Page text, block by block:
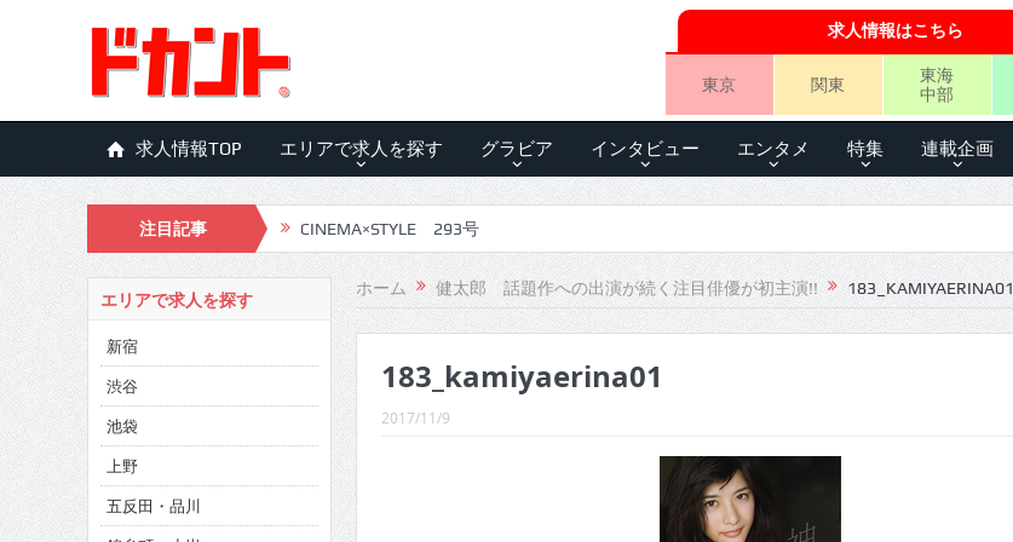
求人情報はこちら
東京 関東
東海
中部
求人情報TOP エリアで求人を探す グラビア インタビュー エンタメ 特集 連載企画
注目記事 CINEMA×STYLE 293号
CINEMA×STYLE 292号
CINEMA×STYLE 291号
CINEMA×STYLE 290号
CINEMA×STYLE 289号
CINEMA×STYLE 288号
ホーム 健太郎 話題作への出演が続く注目俳優が初主演!! 183_KAMIYAERINA01
183_kamiyaerina01
2017/11/9
エリアで求人を探す
新宿
渋谷
池袋
上野
五反田・品川